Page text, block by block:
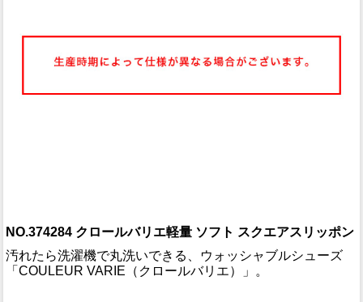
NO.374284 クロールバリエ軽量 ソフト スクエアスリッポン
汚れたら洗濯機で丸洗いできる、ウォッシャブルシューズ
「COULEUR VARIE（クロールバリエ）」。